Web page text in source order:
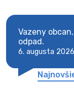
Vazeny
odpad.
6. augusta